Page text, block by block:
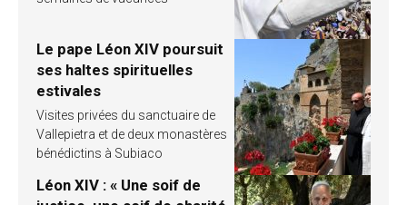
Le pape Léon XIV poursuit
ses haltes spirituelles
estivales
Visites privées du sanctuaire de
Vallepietra et de deux monastères
bénédictins à Subiaco
Léon XIV : « Une soif de